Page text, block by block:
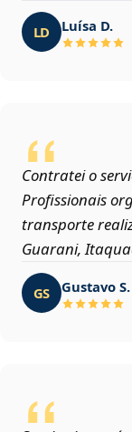
LD Luísa D.
Contratei o
Profissionais
transporte
Guarani,
GS Gustavo S.